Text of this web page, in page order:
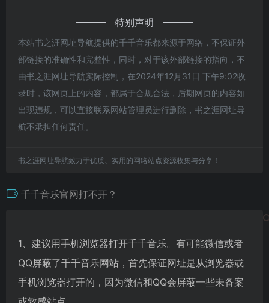
特别声明
本站书之涯网址导航提供的千千音乐都来源于网络，不保证外
部链接的准确性和完整性，同时，对于该外部链接的指向，不
由书之涯网址导航实际控制，在2024年12月31日 下午9:02收
录时，该网页上的内容，都属于合规合法，后期网页的内容如
出现违规，可以直接联系网站管理员进行删除，书之涯网址导
航不承担任何责任。
书之涯网址导航致力于优质、实用的网络站点资源收集与分享！
千千音乐官网打不开？
1、建议用手机浏览器打开千千音乐。有可能微信或者
QQ屏蔽了千千音乐网站，首先保证网址是从浏览器或
手机浏览器打开的，因为微信和QQ会屏蔽一些未备案